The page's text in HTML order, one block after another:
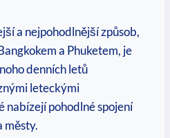
a nejpohodlnější způsob,
a Phuketem, je
denních letů
leteckými
nabízejí‍ pohodlné ‌spojení
městy.